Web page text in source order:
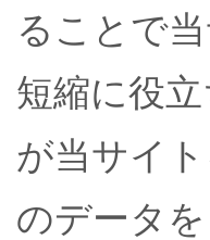
ることで
短縮に役
が当サイ
のデータ